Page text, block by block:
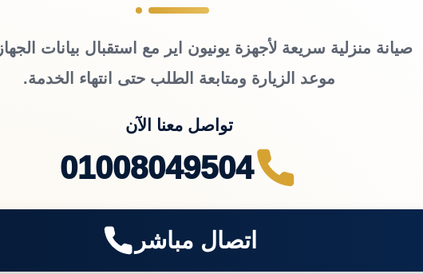
صيانة منزلية سريعة لأجهزة يونيون اير مع استقبال بيانات
موعد الزيارة ومتابعة الطلب حتى انتهاء الخدمة.
تواصل معنا الآن
01008049504
اتصال مباشر